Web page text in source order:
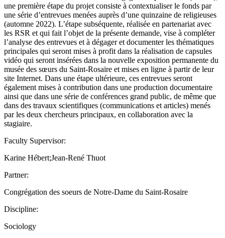
une première étape du projet consiste à contextualiser le fonds par
une série d’entrevues menées auprès d’une quinzaine de religieuses
(automne 2022). L’étape subséquente, réalisée en partenariat avec
les RSR et qui fait l’objet de la présente demande, vise à compléter
l’analyse des entrevues et à dégager et documenter les thématiques
principales qui seront mises à profit dans la réalisation de capsules
vidéo qui seront insérées dans la nouvelle exposition permanente du
musée des sœurs du Saint-Rosaire et mises en ligne à partir de leur
site Internet. Dans une étape ultérieure, ces entrevues seront
également mises à contribution dans une production documentaire
ainsi que dans une série de conférences grand public, de même que
dans des travaux scientifiques (communications et articles) menés
par les deux chercheurs principaux, en collaboration avec la
stagiaire.
Faculty Supervisor:
Karine Hébert;Jean-René Thuot
Partner:
Congrégation des soeurs de Notre-Dame du Saint-Rosaire
Discipline:
Sociology